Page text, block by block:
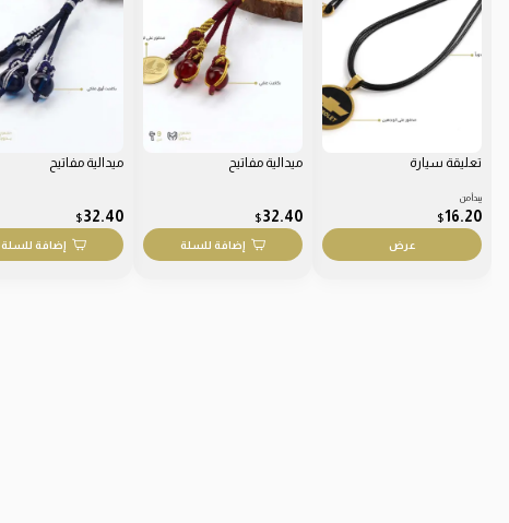
تعليقة سيارة
يبدأ من
16.20
$
عرض
ميدالية مفاتيح
32.40
$
إضافة للسلة
ميدالية مفاتيح
32.40
$
إضافة للسلة